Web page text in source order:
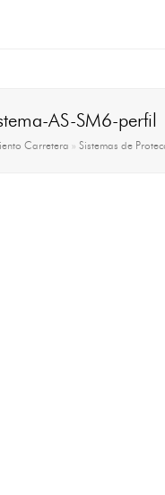
AS-SM6-perfil
Carretera » Sistemas de